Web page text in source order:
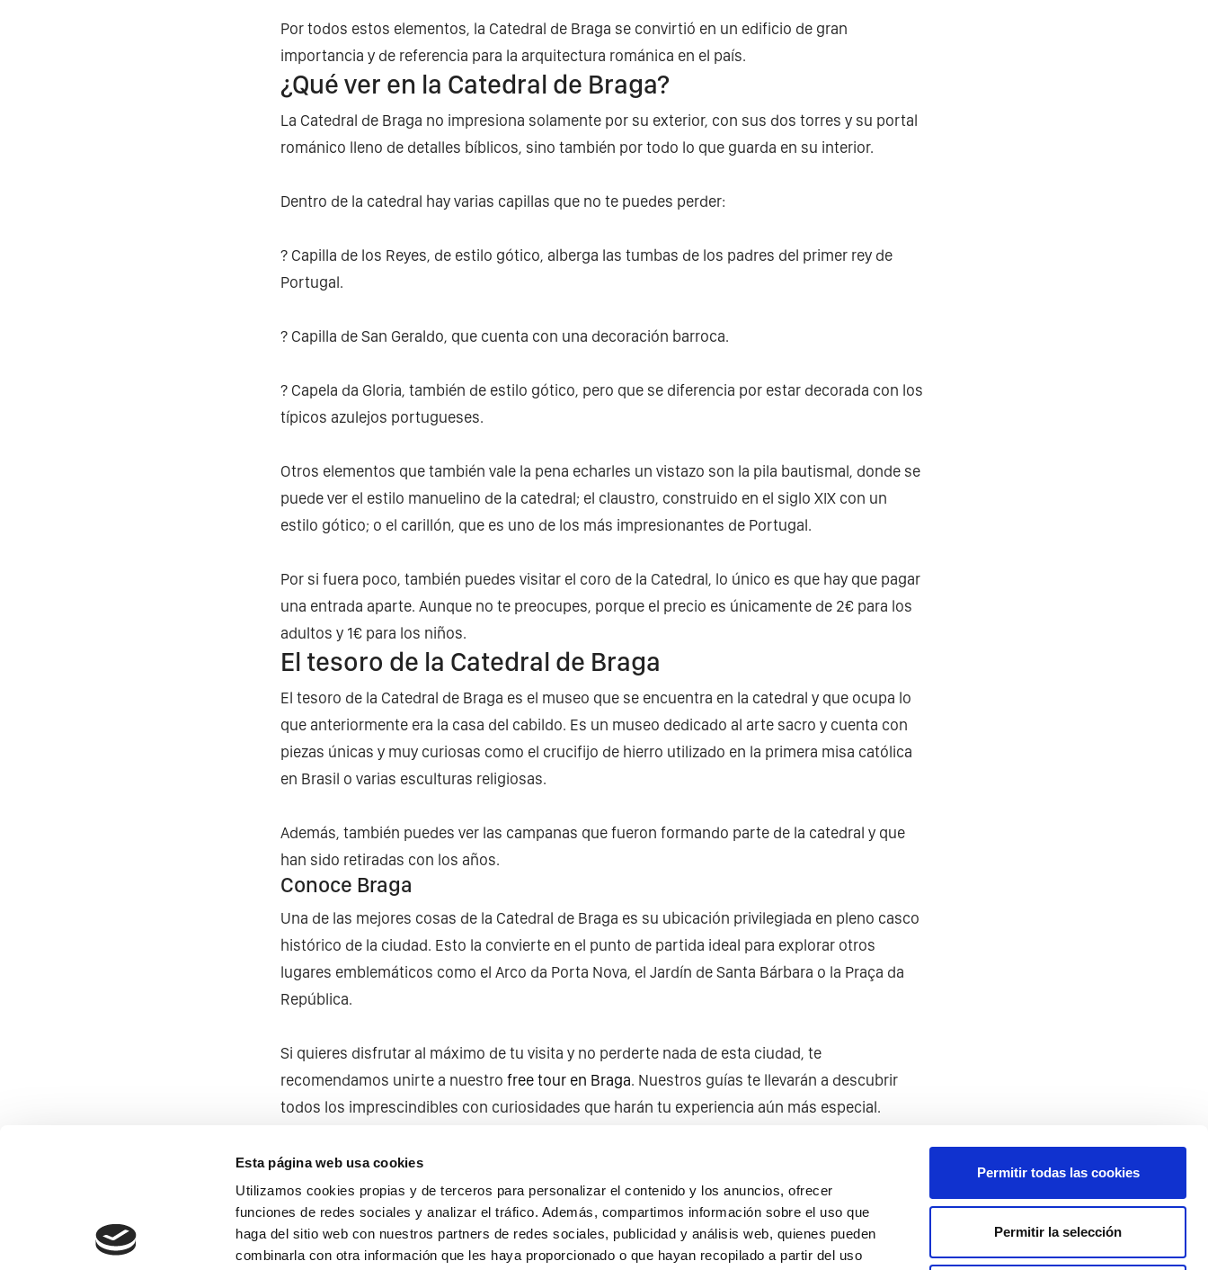
Esta página web usa cookies
Utilizamos cookies propias y de terceros para personalizar el contenido y los anuncios, ofrecer
funciones de redes sociales y analizar el tráfico. Además, compartimos información sobre el uso que
haga del sitio web con nuestros partners de redes sociales, publicidad y análisis web, quienes pueden
combinarla con otra información que les haya proporcionado o que hayan recopilado a partir del uso
Permitir todas las cookies
Permitir la selección
Por todos estos elementos, la Catedral de Braga se convirtió en un edificio de gran
importancia y de referencia para la arquitectura románica en el país.
¿Qué ver en la Catedral de Braga?
La Catedral de Braga no impresiona solamente por su exterior, con sus dos torres y su portal
románico lleno de detalles bíblicos, sino también por todo lo que guarda en su interior.
Dentro de la catedral hay varias capillas que no te puedes perder:
? Capilla de los Reyes, de estilo gótico, alberga las tumbas de los padres del primer rey de
Portugal.
? Capilla de San Geraldo, que cuenta con una decoración barroca.
? Capela da Gloria, también de estilo gótico, pero que se diferencia por estar decorada con los
típicos azulejos portugueses.
Otros elementos que también vale la pena echarles un vistazo son la pila bautismal, donde se
puede ver el estilo manuelino de la catedral; el claustro, construido en el siglo XIX con un
estilo gótico; o el carillón, que es uno de los más impresionantes de Portugal.
Por si fuera poco, también puedes visitar el coro de la Catedral, lo único es que hay que pagar
una entrada aparte. Aunque no te preocupes, porque el precio es únicamente de 2€ para los
adultos y 1€ para los niños.
El tesoro de la Catedral de Braga
El tesoro de la Catedral de Braga es el museo que se encuentra en la catedral y que ocupa lo
que anteriormente era la casa del cabildo. Es un museo dedicado al arte sacro y cuenta con
piezas únicas y muy curiosas como el crucifijo de hierro utilizado en la primera misa católica
en Brasil o varias esculturas religiosas.
Además, también puedes ver las campanas que fueron formando parte de la catedral y que
han sido retiradas con los años.
Conoce Braga
Una de las mejores cosas de la Catedral de Braga es su ubicación privilegiada en pleno casco
histórico de la ciudad. Esto la convierte en el punto de partida ideal para explorar otros
lugares emblemáticos como el Arco da Porta Nova, el Jardín de Santa Bárbara o la Praça da
República.
Si quieres disfrutar al máximo de tu visita y no perderte nada de esta ciudad, te
recomendamos unirte a nuestro free tour en Braga. Nuestros guías te llevarán a descubrir
todos los imprescindibles con curiosidades que harán tu experiencia aún más especial.